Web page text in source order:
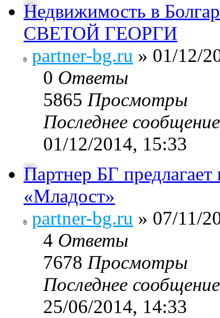
Недвижимость в
СВЕТОЙ ГЕОРГИ
partner-bg.ru » 01/12/
0 Ответы
5865 Просмотры
Последнее
01/12/2014, 15:33
Партнер БГ
«Младост»
partner-bg.ru » 07/11/
4 Ответы
7678 Просмотры
Последнее
25/06/2014, 14:33